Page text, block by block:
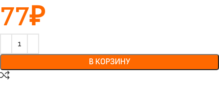
77₽
В КОРЗИНУ